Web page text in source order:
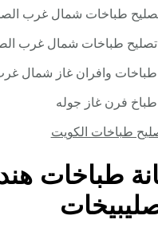
طباخات الكويت
طباخات